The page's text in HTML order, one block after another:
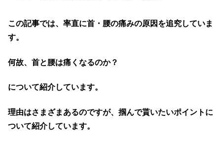
この記事では、率直に首・腰の痛みの原因を追究していま
す。
何故、首と腰は痛くなるのか？
について紹介しています。
理由はさまざまあるのですが、掴んで貰いたいポイントに
ついて紹介しています。